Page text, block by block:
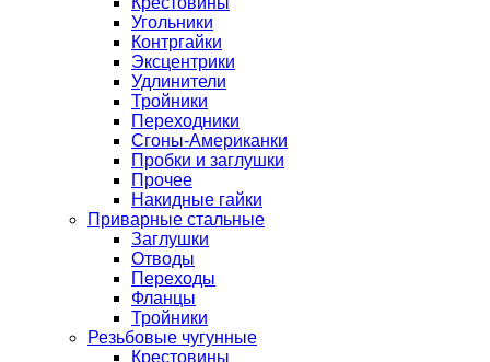
Угольники
Контргайки
Эксцентрики
Удлинители
Тройники
Переходники
Сгоны-Американки
Пробки и заглушки
Прочее
Накидные гайки
Приварные стальные
Заглушки
Отводы
Переходы
Фланцы
Тройники
Резьбовые чугунные
Крестовины